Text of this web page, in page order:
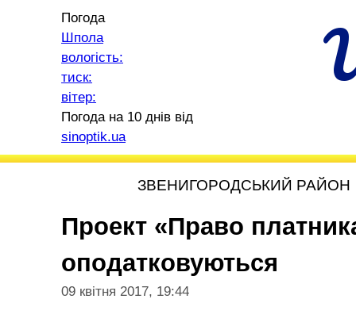
Погода
Шпола
вологість:
тиск:
вітер:
Погода на 10 днів від
sinoptik.ua
ЗВЕНИГОРОДСЬКИЙ РАЙОН
Проект «Право
оподатковуються
09 квітня 2017, 19:44